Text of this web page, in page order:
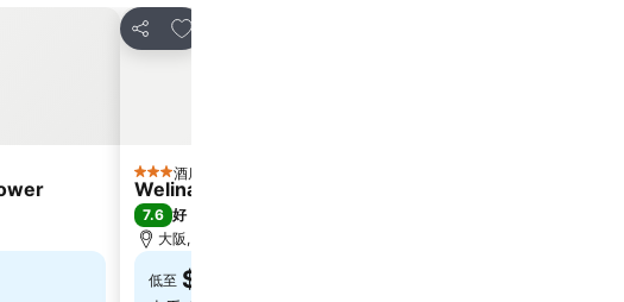
分享
放到收藏夾
3 星級酒店
Welina Hotel Premier Nakanoshima West
7.6 好
大阪, 距離市中心 0.8 公里
低至 $297